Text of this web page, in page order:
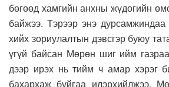
бөгөөд хамгийн анхны жүдогийн
байжээ. Тэрээр энэ дурсамжиндаа
хийх зориулалтын дэвсгэр буюу
үгүй байсан Мөрөн шиг ийм
дээр ирэх нь тийм ч амар хэрэг
бахархаж буйгаа илэрхийлжээ.